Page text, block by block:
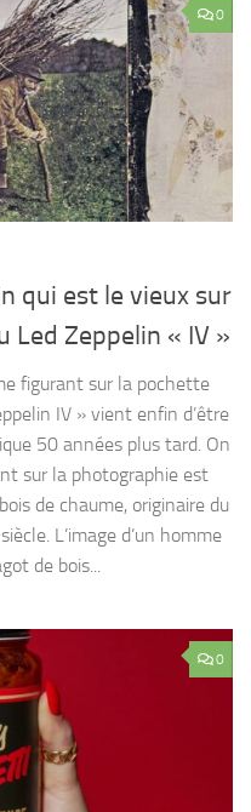
0
qui est le vieux sur
Led Zeppelin « IV »
figurant sur la pochette
IV » vient enfin d’être
50 années plus tard. On
sur la photographie est
de chaume, originaire du
L’image d’un homme
de bois...
0